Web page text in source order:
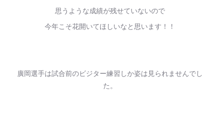
思うような成績が残せていないので
今年こそ花開いてほしいなと思います！！
廣岡選手は試合前のビジター練習しか姿は見られませんでし
た。